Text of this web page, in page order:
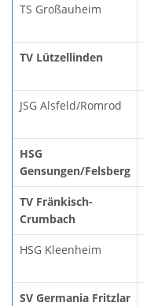
TS Großauheim
TV Lützellinden
JSG Alsfeld/Romrod
HSG
Gensungen/Felsberg
TV Fränkisch-
Crumbach
HSG Kleenheim
SV Germania Fritzlar